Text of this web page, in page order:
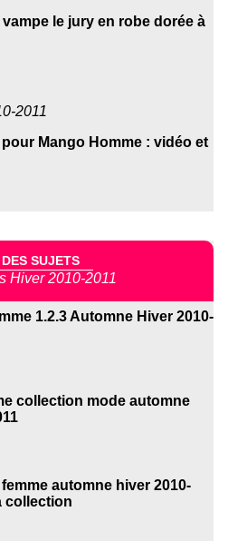
le jury en robe dorée à
2011
Mango Homme : vidéo et
SUJETS
Hiver 2010-2011
1.2.3 Automne Hiver 2010-
collection mode automne
femme automne hiver 2010-
collection